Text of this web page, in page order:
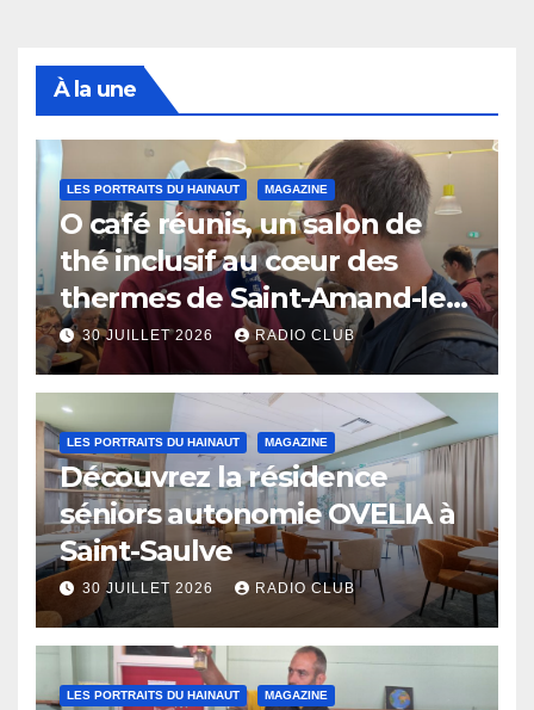
À la une
LES PORTRAITS DU HAINAUT MAGAZINE
O café réunis, un salon de
thé inclusif au cœur des
thermes de Saint-Amand-les-
Eaux
30 JUILLET 2026 RADIO CLUB
LES PORTRAITS DU HAINAUT MAGAZINE
Découvrez la résidence
séniors autonomie OVELIA à
Saint-Saulve
30 JUILLET 2026 RADIO CLUB
LES PORTRAITS DU HAINAUT MAGAZINE